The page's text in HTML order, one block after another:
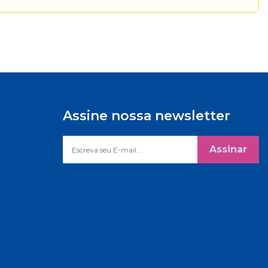
Assine nossa newsletter
Assinar